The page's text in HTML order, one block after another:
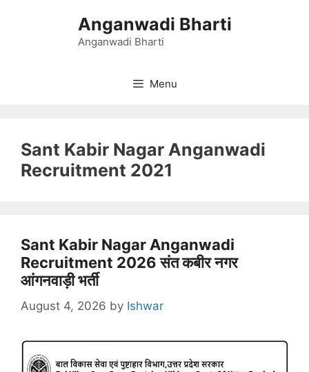
Anganwadi Bharti
Anganwadi Bharti
Menu
Sant Kabir Nagar Anganwadi
Recruitment 2021
Sant Kabir Nagar Anganwadi
Recruitment 2026 संत कबीर नगर
आंगनवाड़ी भर्ती
August 4, 2026 by Ishwar